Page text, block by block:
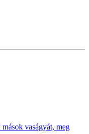
vaságyát, meg